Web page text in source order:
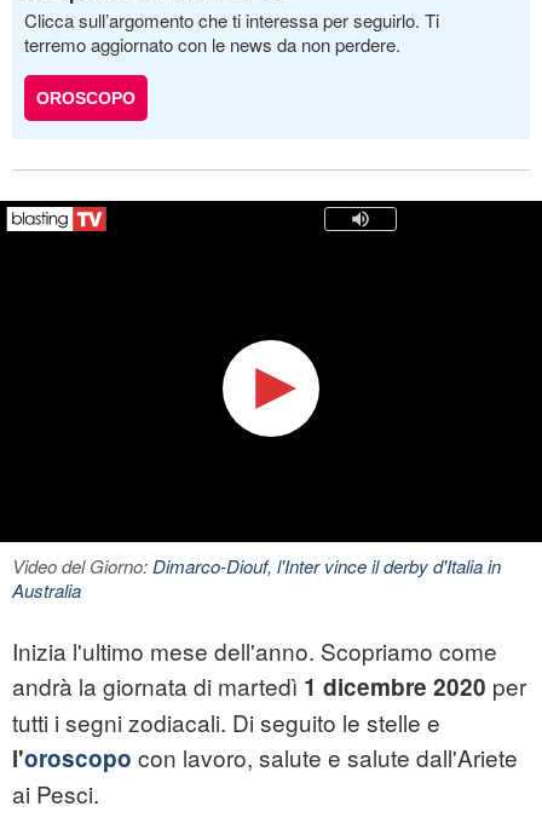
Clicca sull’argomento che ti interessa per seguirlo. Ti
terremo aggiornato con le news da non perdere.
OROSCOPO
Video del Giorno:Dimarco-Diouf, l'Inter vince il derby d'Italia in
Australia
Inizia l'ultimo mese dell'anno. Scopriamo come
andrà la giornata di martedì 1 dicembre 2020 per
tutti i segni zodiacali. Di seguito le stelle e
l'oroscopo con lavoro, salute e salute dall'Ariete
ai Pesci.